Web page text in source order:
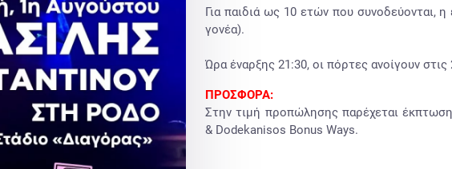
Για παιδιά ως 10 ετών που συνοδεύονται,
γονέα).
Ώρα έναρξης 21:30, οι πόρτες ανοίγουν στις
ΠΡΟΣΦΟΡΑ:
Στην τιμή προπώλησης παρέχεται
& Dodekanisos Bonus Ways.